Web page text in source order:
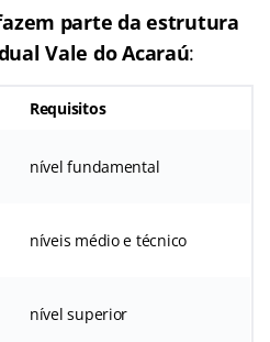
parte da estrutura
Vale do Acaraú:
Requisitos
nível fundamental
níveis médio e técnico
nível superior